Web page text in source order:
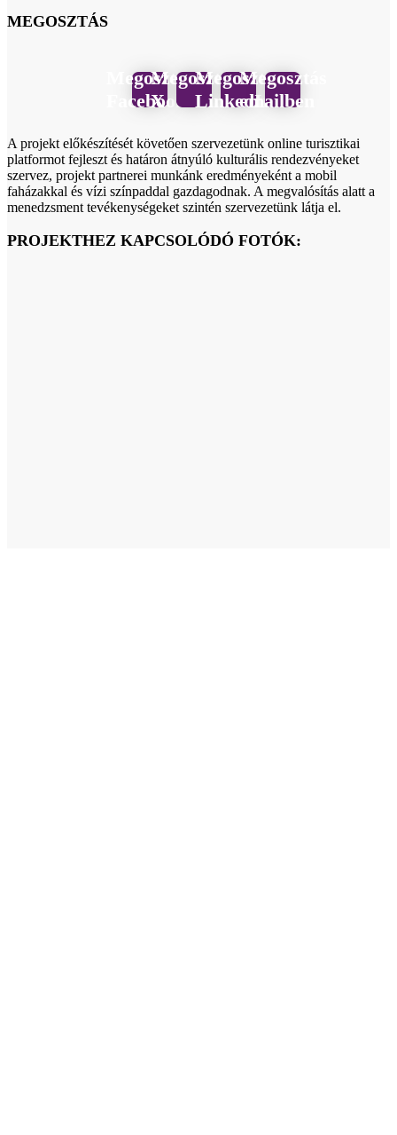
MEGOSZTÁS
Megosztás
Facebook
Megosztás
X
Megosztás
LinkedIn
Megosztás
emailben
A projekt előkészítését követően szervezetünk online turisztikai
platformot fejleszt és határon átnyúló kulturális rendezvényeket
szervez, projekt partnerei munkánk eredményeként a mobil
faházakkal és vízi színpaddal gazdagodnak. A megvalósítás alatt a
menedzsment tevékenységeket szintén szervezetünk látja el.
PROJEKTHEZ KAPCSOLÓDÓ FOTÓK: